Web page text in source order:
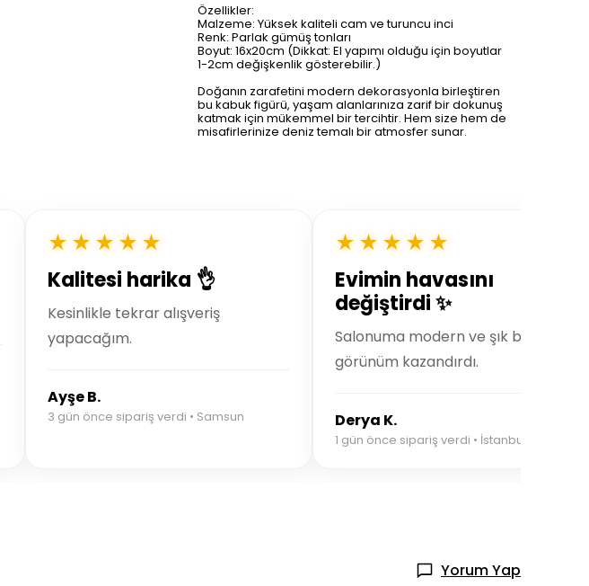
Özellikler:
Malzeme: Yüksek kaliteli cam ve turuncu inci
Renk: Parlak gümüş tonları
Boyut: 16x20cm (Dikkat: El yapımı olduğu için boyutlar
1-2cm değişkenlik gösterebilir.)
Doğanın zarafetini modern dekorasyonla birleştiren
bu kabuk figürü, yaşam alanlarınıza zarif bir dokunuş
katmak için mükemmel bir tercihtir. Hem size hem de
misafirlerinize deniz temalı bir atmosfer sunar.
★★★★★
Kalitesi harika 👌
Kesinlikle tekrar alışveriş
yapacağım.
Ayşe B.
3 gün önce sipariş verdi • Samsun
★★★★★
Evimin havasını
değiştirdi ✨
Salonuma modern ve şık bir
görünüm kazandırdı.
Derya K.
1 gün önce sipariş verdi • İstanbul
Yorum Yap